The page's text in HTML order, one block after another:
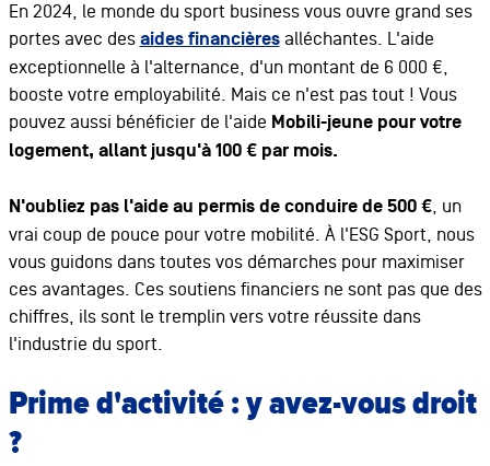
En 2024, le monde du sport business vous ouvre grand ses
portes avec desaides financièresalléchantes. L'aide
exceptionnelle à l'alternance, d'un montant de 6 000 €,
booste votre employabilité. Mais ce n'est pas tout ! Vous
pouvez aussi bénéficier de l'aide Mobili-jeune pour votre
logement, allant jusqu'à 100 € par mois.
N'oubliez pas l'aide au permis de conduire de 500 €, un
vrai coup de pouce pour votre mobilité. À l'ESG Sport, nous
vous guidons dans toutes vos démarches pour maximiser
ces avantages. Ces soutiens financiers ne sont pas que des
chiffres, ils sont le tremplin vers votre réussite dans
l'industrie du sport.
Prime d'activité : y avez-vous droit
?